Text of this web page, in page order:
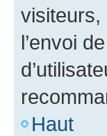
visiteurs,
l’envoi
Haut